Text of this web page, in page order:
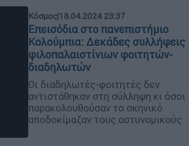
Κόσμος|18.04.2024 23:37
Επεισόδια στο πανεπιστήμιο
Κολούμπια: Δεκάδες συλλήψεις
φιλοπαλαιστίνιων φοιτητών-
διαδηλωτών
Οι διαδηλωτές-φοιτητές δεν
αντιστάθηκαν στη σύλληψη κι όσοι
παρακολουθούσαν το σκηνικό
αποδοκίμαζαν τους αστυνομικούς